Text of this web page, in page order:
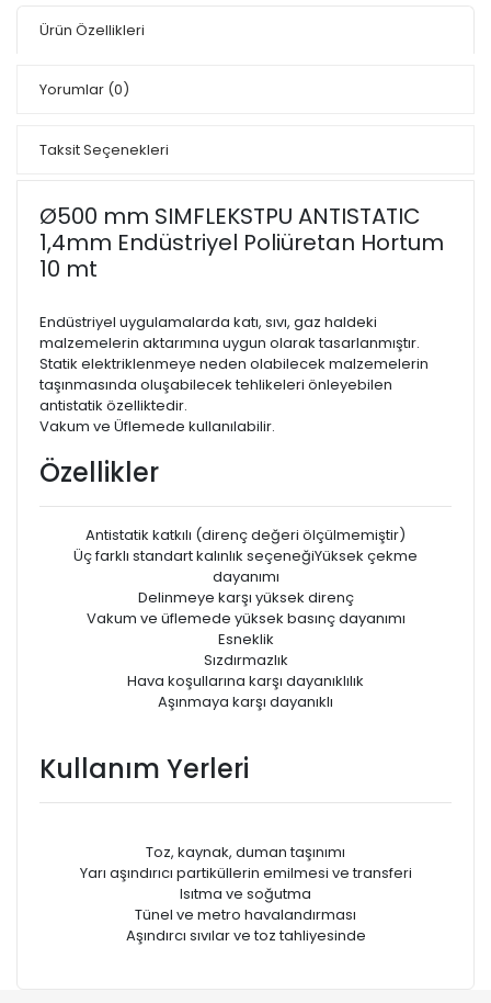
Ürün Özellikleri
Yorumlar (0)
Taksit Seçenekleri
Ø500 mm SIMFLEKSTPU ANTISTATIC
1,4mm Endüstriyel Poliüretan Hortum
10 mt
Endüstriyel uygulamalarda katı, sıvı, gaz haldeki
malzemelerin aktarımına uygun olarak tasarlanmıştır.
Statik elektriklenmeye neden olabilecek malzemelerin
taşınmasında oluşabilecek tehlikeleri önleyebilen
antistatik özelliktedir.
Vakum ve Üflemede kullanılabilir.
Özellikler
Antistatik katkılı (direnç değeri ölçülmemiştir)
Üç farklı standart kalınlık seçeneğiYüksek çekme
dayanımı
Delinmeye karşı yüksek direnç
Vakum ve üfIemede yüksek basınç dayanımı
Esneklik
Sızdırmazlık
Hava koşullarına karşı dayanıklılık
Aşınmaya karşı dayanıklı
Kullanım Yerleri
Toz, kaynak, duman taşınımı
Yarı aşındırıcı partiküllerin emilmesi ve transferi
Isıtma ve soğutma
Tünel ve metro havalandırması
Aşındırcı sıvılar ve toz tahliyesinde